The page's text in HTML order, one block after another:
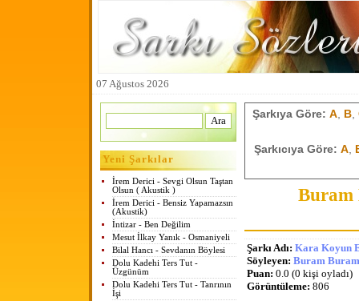
07 Ağustos 2026
Yeni Şarkılar
İrem Derici - Sevgi Olsun Taştan
Olsun ( Akustik )
İrem Derici - Bensiz Yapamazsın
(Akustik)
İntizar - Ben Değilim
Mesut İlkay Yanık - Osmaniyeli
Bilal Hancı - Sevdanın Böylesi
Dolu Kadehi Ters Tut -
Üzgünüm
Dolu Kadehi Ters Tut - Tanrının
İşi
Şarkıya Göre: A, B,
Şarkıcıya Göre: A,
Buram
Şarkı Adı: Kara Koyun
Söyleyen: Buram
Puan: 0.0 (0 kişi oyladı)
Görüntüleme: 806